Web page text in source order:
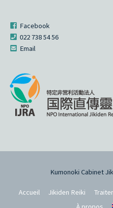
Facebook
022 738 54 56
Email
Kumonoki Cabinet
Accueil Jikiden Reiki